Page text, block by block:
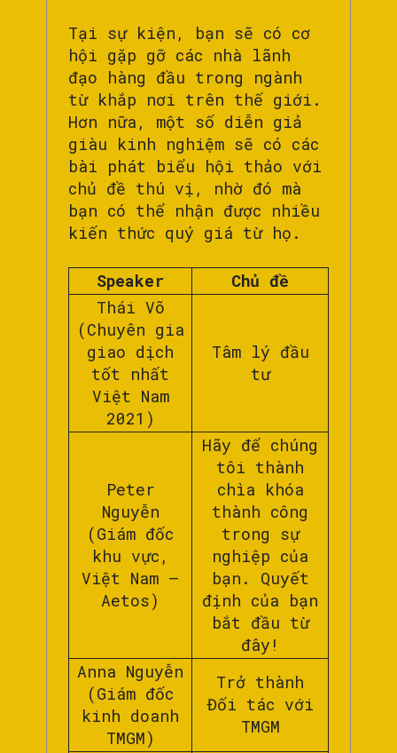
Tại sự kiện, bạn sẽ có cơ
hội gặp gỡ các nhà lãnh
đạo hàng đầu trong ngành
từ khắp nơi trên thế giới.
Hơn nữa, một số diễn giả
giàu kinh nghiệm sẽ có các
bài phát biểu hội thảo với
chủ đề thú vị, nhờ đó mà
bạn có thể nhận được nhiều
kiến thức quý giá từ họ.
Speaker
Chủ đề
Thái Võ
(Chuyên gia
giao dịch
tốt nhất
Việt Nam
2021)
Tâm lý đầu
tư
Peter
Nguyễn
(Giám đốc
khu vực,
Việt Nam –
Aetos)
Hãy để chúng
tôi thành
chìa khóa
thành công
trong sự
nghiệp của
bạn. Quyết
định của bạn
bắt đầu từ
đây!
Anna Nguyễn
(Giám đốc
kinh doanh
TMGM)
Trở thành
Đối tác với
TMGM